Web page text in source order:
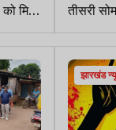
मिला
तीसरी
अधिक
जलाभिषेक
झारखंड